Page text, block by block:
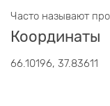
Часто называют
Координаты
66.10196, 37.83611